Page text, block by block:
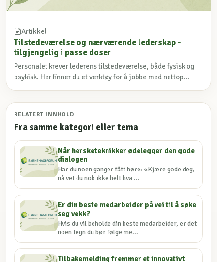
Artikkel
Tilstedeværelse og nærværende lederskap -
tilgjengelig i passe doser
Personalet krever lederens tilstedeværelse, både fysisk og
psykisk. Her finner du et verktøy for å jobbe med nettop...
RELATERT INNHOLD
Fra samme kategori eller tema
Når hersketeknikker ødelegger den gode
dialogen
Har du noen ganger fått høre: «Kjære gode deg,
nå vet du nok ikke helt hva ...
Er din beste medarbeider på vei til å søke
seg vekk?
Hvis du vil beholde din beste medarbeider, er det
noen tegn du bør følge me...
Tilbakemelding fremmer et innovativt